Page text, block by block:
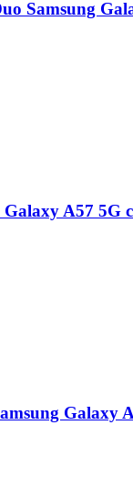
Samsung
A57 5G
Galaxy